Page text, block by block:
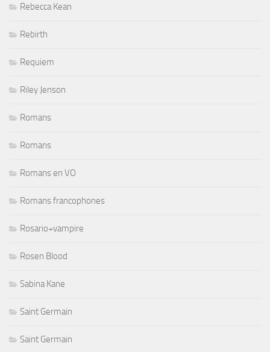
Rebecca Kean
Rebirth
Requiem
Riley Jenson
Romans
Romans
Romans en VO
Romans francophones
Rosario+vampire
Rosen Blood
Sabina Kane
Saint Germain
Saint Germain